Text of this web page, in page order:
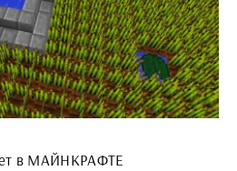
в МАЙНКРАФТЕ